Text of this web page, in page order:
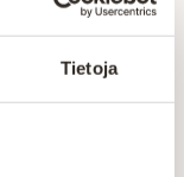
Tietoja